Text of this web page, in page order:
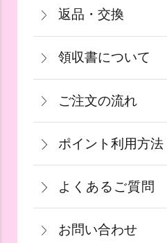
沖縄：2,750円(税込)
※クール便の場合は送
440円（税込）
決済・ソフトバンク
利用頂けます。
≪デビットカードを
カードの特性上、ご
となっております。
果物など収穫時期ま
も御座いますこと、
注文から2～5営業日
果物や予約ギフトに
参りましたら、ご予
す。
返品・交換
商品が食品等の場合
に到着後の返品は基
せん。但し、発送中
るいはご注文と違う
は、お手数ですが商
当店までご連絡下さい
領収書について
領収書をご希望のお
の備考欄にてお知ら
支払い方法にて領収
す。
ご注文の流れ
一部出荷が遅れる商
にて納期のご連絡をい
青果ギフト対応商品
け日の指定ができか
ください。
ポイント利用方法
会員登録をされたお
用できます。ご注文
法選択」画面にて、
することができます
よくあるご質問
お問い合わせ